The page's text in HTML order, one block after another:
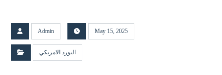
Admin May 15, 2025
البورد الامريكي